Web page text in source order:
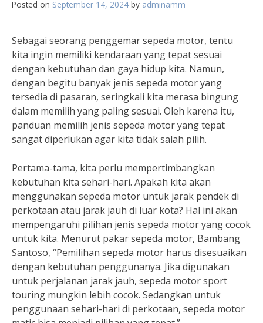
Posted on September 14, 2024 by adminamm
Sebagai seorang penggemar sepeda motor, tentu
kita ingin memiliki kendaraan yang tepat sesuai
dengan kebutuhan dan gaya hidup kita. Namun,
dengan begitu banyak jenis sepeda motor yang
tersedia di pasaran, seringkali kita merasa bingung
dalam memilih yang paling sesuai. Oleh karena itu,
panduan memilih jenis sepeda motor yang tepat
sangat diperlukan agar kita tidak salah pilih.
Pertama-tama, kita perlu mempertimbangkan
kebutuhan kita sehari-hari. Apakah kita akan
menggunakan sepeda motor untuk jarak pendek di
perkotaan atau jarak jauh di luar kota? Hal ini akan
mempengaruhi pilihan jenis sepeda motor yang cocok
untuk kita. Menurut pakar sepeda motor, Bambang
Santoso, “Pemilihan sepeda motor harus disesuaikan
dengan kebutuhan penggunanya. Jika digunakan
untuk perjalanan jarak jauh, sepeda motor sport
touring mungkin lebih cocok. Sedangkan untuk
penggunaan sehari-hari di perkotaan, sepeda motor